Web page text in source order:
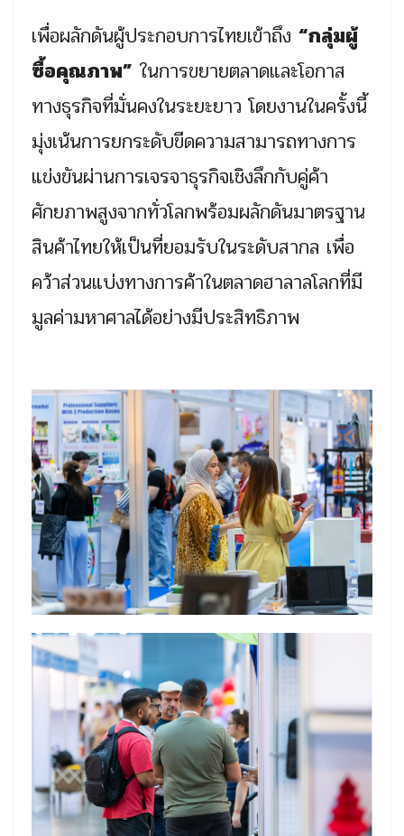
เพื่อผลักดันผู้ประกอบการไทยเข้าถึง “กลุ่มผู้
ซื้อคุณภาพ” ในการขยายตลาดและโอกาส
ทางธุรกิจที่มั่นคงในระยะยาว โดยงานในครั้งนี้
มุ่งเน้นการยกระดับขีดความสามารถทางการ
แข่งขันผ่านการเจรจาธุรกิจเชิงลึกกับคู่ค้า
ศักยภาพสูงจากทั่วโลกพร้อมผลักดันมาตรฐาน
สินค้าไทยให้เป็นที่ยอมรับในระดับสากล เพื่อ
คว้าส่วนแบ่งทางการค้าในตลาดฮาลาลโลกที่มี
มูลค่ามหาศาลได้อย่างมีประสิทธิภาพ